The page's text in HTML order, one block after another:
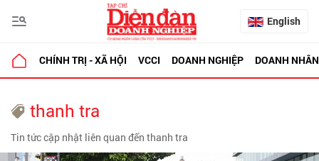
English
CHÍNH TRỊ - XÃ HỘI VCCI DOANH NGHIỆP DOANH NHÂN
thanh tra
Tin tức cập nhật liên quan đến thanh tra